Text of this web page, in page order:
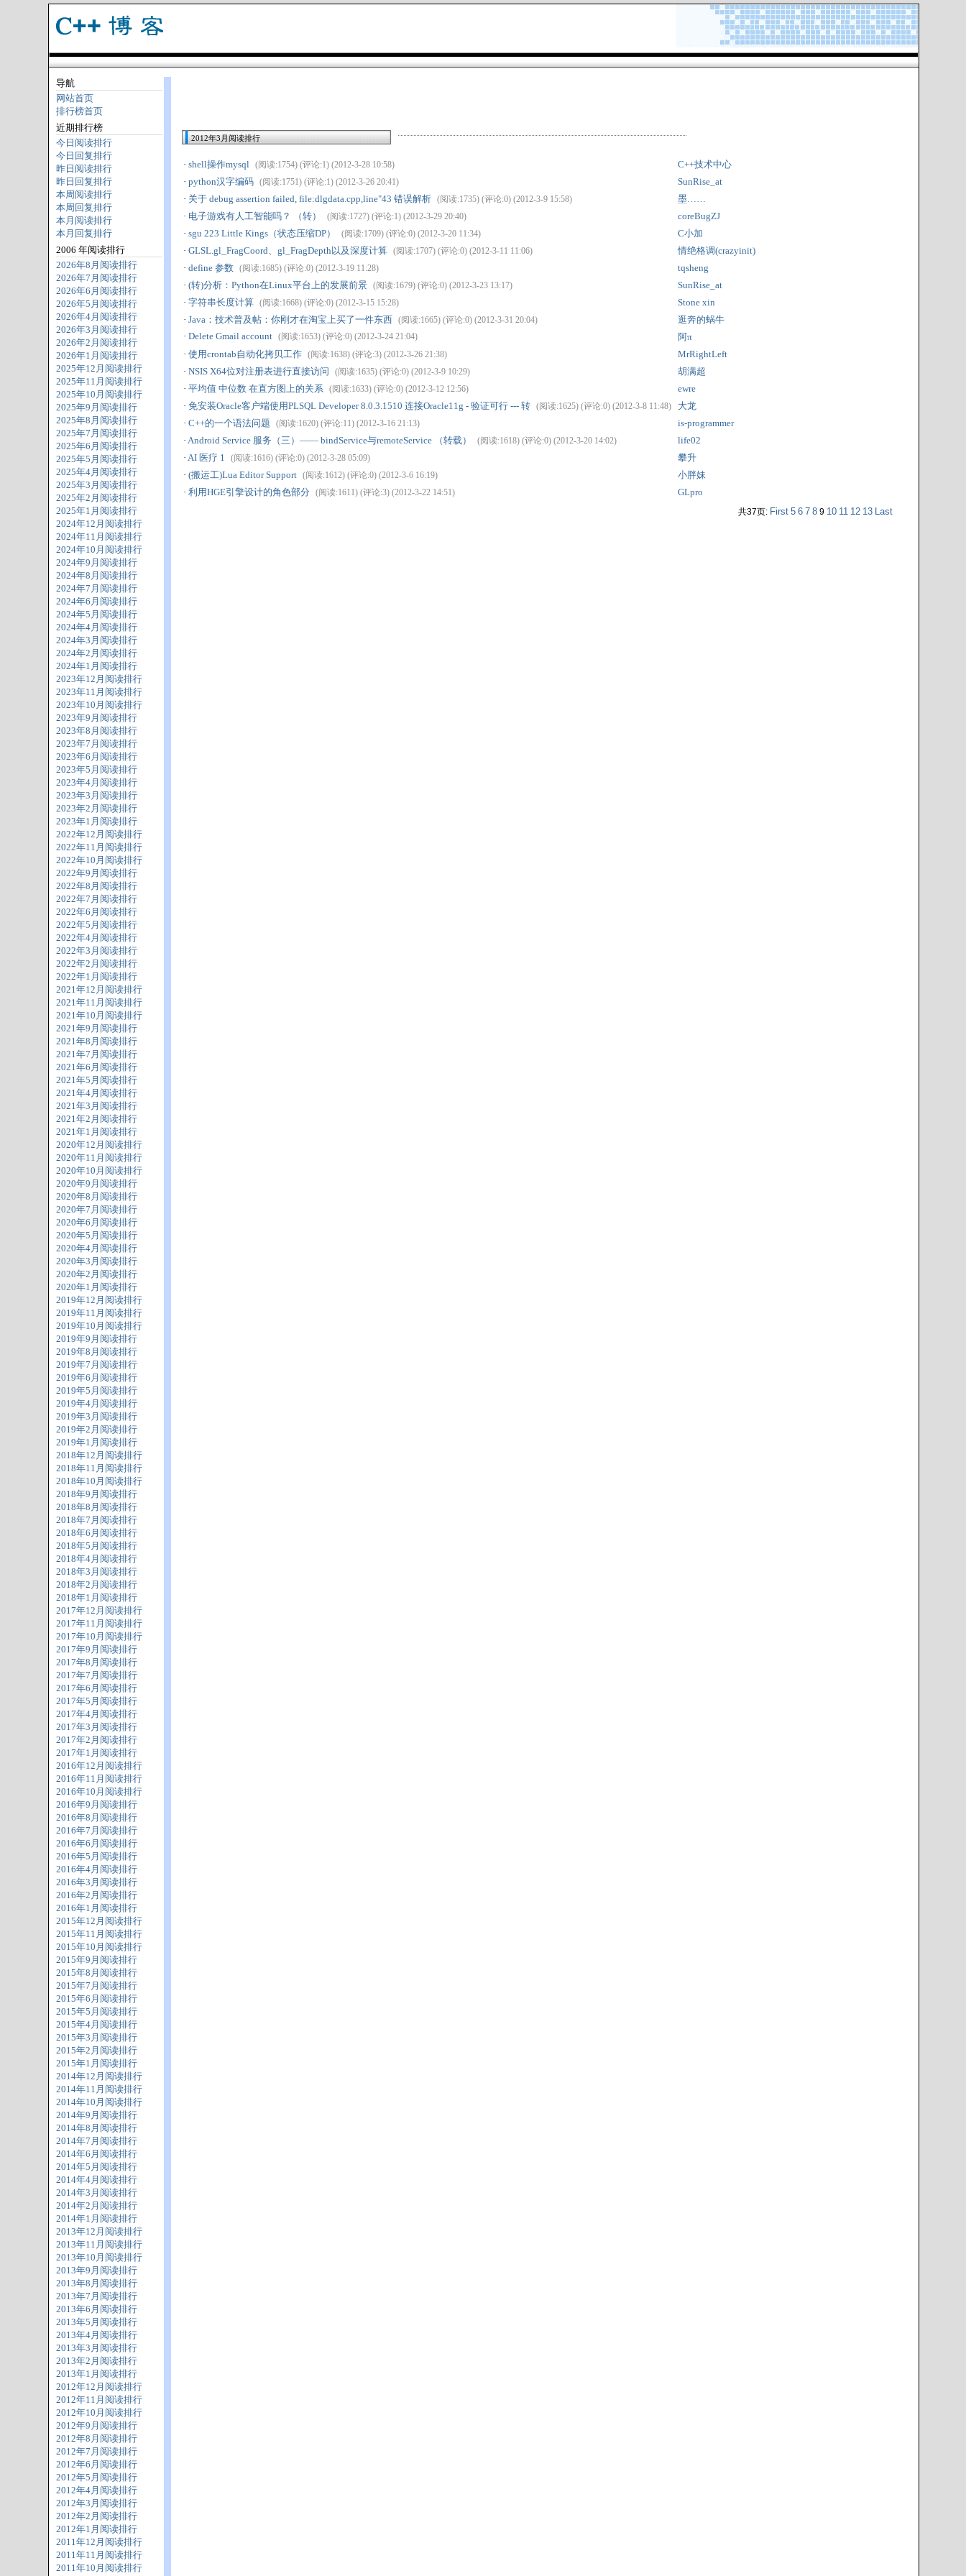
导航
网站首页
排行榜首页
近期排行榜
今日阅读排行
今日回复排行
昨日阅读排行
昨日回复排行
本周阅读排行
本周回复排行
本月阅读排行
本月回复排行
2006 年阅读排行
2026年8月阅读排行
2026年7月阅读排行
2026年6月阅读排行
2026年5月阅读排行
2026年4月阅读排行
2026年3月阅读排行
2026年2月阅读排行
2026年1月阅读排行
2025年12月阅读排行
2025年11月阅读排行
2025年10月阅读排行
2025年9月阅读排行
2025年8月阅读排行
2025年7月阅读排行
2025年6月阅读排行
2025年5月阅读排行
2025年4月阅读排行
2025年3月阅读排行
2025年2月阅读排行
2025年1月阅读排行
2024年12月阅读排行
2024年11月阅读排行
2024年10月阅读排行
2024年9月阅读排行
2024年8月阅读排行
2024年7月阅读排行
2024年6月阅读排行
2024年5月阅读排行
2024年4月阅读排行
2024年3月阅读排行
2024年2月阅读排行
2024年1月阅读排行
2023年12月阅读排行
2023年11月阅读排行
2023年10月阅读排行
2023年9月阅读排行
2023年8月阅读排行
2023年7月阅读排行
2023年6月阅读排行
2023年5月阅读排行
2023年4月阅读排行
2023年3月阅读排行
2023年2月阅读排行
2023年1月阅读排行
2022年12月阅读排行
2022年11月阅读排行
2022年10月阅读排行
2022年9月阅读排行
2022年8月阅读排行
2022年7月阅读排行
2022年6月阅读排行
2022年5月阅读排行
2022年4月阅读排行
2022年3月阅读排行
2022年2月阅读排行
2022年1月阅读排行
2021年12月阅读排行
2021年11月阅读排行
2021年10月阅读排行
2021年9月阅读排行
2021年8月阅读排行
2021年7月阅读排行
2021年6月阅读排行
2021年5月阅读排行
2021年4月阅读排行
2021年3月阅读排行
2021年2月阅读排行
2021年1月阅读排行
2020年12月阅读排行
2020年11月阅读排行
2020年10月阅读排行
2020年9月阅读排行
2020年8月阅读排行
2020年7月阅读排行
2020年6月阅读排行
2020年5月阅读排行
2020年4月阅读排行
2020年3月阅读排行
2020年2月阅读排行
2020年1月阅读排行
2019年12月阅读排行
2019年11月阅读排行
2019年10月阅读排行
2019年9月阅读排行
2019年8月阅读排行
2019年7月阅读排行
2019年6月阅读排行
2019年5月阅读排行
2019年4月阅读排行
2019年3月阅读排行
2019年2月阅读排行
2019年1月阅读排行
2018年12月阅读排行
2018年11月阅读排行
2018年10月阅读排行
2018年9月阅读排行
2018年8月阅读排行
2018年7月阅读排行
2018年6月阅读排行
2018年5月阅读排行
2018年4月阅读排行
2018年3月阅读排行
2018年2月阅读排行
2018年1月阅读排行
2017年12月阅读排行
2017年11月阅读排行
2017年10月阅读排行
2017年9月阅读排行
2017年8月阅读排行
2017年7月阅读排行
2017年6月阅读排行
2017年5月阅读排行
2017年4月阅读排行
2017年3月阅读排行
2017年2月阅读排行
2017年1月阅读排行
2016年12月阅读排行
2016年11月阅读排行
2016年10月阅读排行
2016年9月阅读排行
2016年8月阅读排行
2016年7月阅读排行
2016年6月阅读排行
2016年5月阅读排行
2016年4月阅读排行
2016年3月阅读排行
2016年2月阅读排行
2016年1月阅读排行
2015年12月阅读排行
2015年11月阅读排行
2015年10月阅读排行
2015年9月阅读排行
2015年8月阅读排行
2015年7月阅读排行
2015年6月阅读排行
2015年5月阅读排行
2015年4月阅读排行
2015年3月阅读排行
2015年2月阅读排行
2015年1月阅读排行
2014年12月阅读排行
2014年11月阅读排行
2014年10月阅读排行
2014年9月阅读排行
2014年8月阅读排行
2014年7月阅读排行
2014年6月阅读排行
2014年5月阅读排行
2014年4月阅读排行
2014年3月阅读排行
2014年2月阅读排行
2014年1月阅读排行
2013年12月阅读排行
2013年11月阅读排行
2013年10月阅读排行
2013年9月阅读排行
2013年8月阅读排行
2013年7月阅读排行
2013年6月阅读排行
2013年5月阅读排行
2013年4月阅读排行
2013年3月阅读排行
2013年2月阅读排行
2013年1月阅读排行
2012年12月阅读排行
2012年11月阅读排行
2012年10月阅读排行
2012年9月阅读排行
2012年8月阅读排行
2012年7月阅读排行
2012年6月阅读排行
2012年5月阅读排行
2012年4月阅读排行
2012年3月阅读排行
2012年2月阅读排行
2012年1月阅读排行
2011年12月阅读排行
2011年11月阅读排行
2011年10月阅读排行
2012年3月阅读排行
·shell操作mysql (阅读:1754) (评论:1) (2012-3-28 10:58)
C++技术中心
·python汉字编码 (阅读:1751) (评论:1) (2012-3-26 20:41)
SunRise_at
· 关于 debug assertion failed, file:dlgdata.cpp,line"43 错误解析 (阅读:1735) (评论:0) (2012-3-9 15:58)
墨……
· 电子游戏有人工智能吗？ （转） (阅读:1727) (评论:1) (2012-3-29 20:40)
coreBugZJ
·sgu 223 Little Kings（状态压缩DP） (阅读:1709) (评论:0) (2012-3-20 11:34)
C小加
·GLSL.gl_FragCoord、gl_FragDepth以及深度计算 (阅读:1707) (评论:0) (2012-3-11 11:06)
情绝格调(crazyinit)
·define 参数 (阅读:1685) (评论:0) (2012-3-19 11:28)
tqsheng
·(转)分析：Python在Linux平台上的发展前景 (阅读:1679) (评论:0) (2012-3-23 13:17)
SunRise_at
·字符串长度计算 (阅读:1668) (评论:0) (2012-3-15 15:28)
Stone xin
·Java：技术普及帖：你刚才在淘宝上买了一件东西 (阅读:1665) (评论:0) (2012-3-31 20:04)
逛奔的蜗牛
·Delete Gmail account (阅读:1653) (评论:0) (2012-3-24 21:04)
阿π
·使用crontab自动化拷贝工作 (阅读:1638) (评论:3) (2012-3-26 21:38)
MrRightLeft
·NSIS X64位对注册表进行直接访问 (阅读:1635) (评论:0) (2012-3-9 10:29)
胡满超
·平均值 中位数 在直方图上的关系 (阅读:1633) (评论:0) (2012-3-12 12:56)
ewre
·免安装Oracle客户端使用PLSQL Developer 8.0.3.1510 连接Oracle11g - 验证可行 --- 转 (阅读:1625) (评论:0) (2012-3-8 11:48)
大龙
·C++的一个语法问题 (阅读:1620) (评论:11) (2012-3-16 21:13)
is-programmer
·Android Service 服务（三）—— bindService与remoteService （转载） (阅读:1618) (评论:0) (2012-3-20 14:02)
life02
·AI 医疗 1 (阅读:1616) (评论:0) (2012-3-28 05:09)
攀升
·(搬运工)Lua Editor Support (阅读:1612) (评论:0) (2012-3-6 16:19)
小胖妹
·利用HGE引擎设计的角色部分 (阅读:1611) (评论:3) (2012-3-22 14:51) GLpro
共37页: First 5 6 7 89 10 11 12 13 Last